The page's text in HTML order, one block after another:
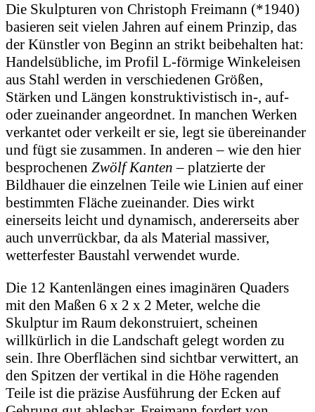
Die Skulpturen von Christoph Freimann (*1940)
basieren seit vielen Jahren auf einem Prinzip, das
der Künstler von Beginn an strikt beibehalten hat:
Handelsübliche, im Profil L-förmige Winkeleisen
aus Stahl werden in verschiedenen Größen,
Stärken und Längen konstruktivistisch in-, auf-
oder zueinander angeordnet. In manchen Werken
verkantet oder verkeilt er sie, legt sie übereinander
und fügt sie zusammen. In anderen – wie den hier
besprochenen Zwölf Kanten – platzierte der
Bildhauer die einzelnen Teile wie Linien auf einer
bestimmten Fläche zueinander. Dies wirkt
einerseits leicht und dynamisch, andererseits aber
auch unverrückbar, da als Material massiver,
wetterfester Baustahl verwendet wurde.
Die 12 Kantenlängen eines imaginären Quaders
mit den Maßen 6 x 2 x 2 Meter, welche die
Skulptur im Raum dekonstruiert, scheinen
willkürlich in die Landschaft gelegt worden zu
sein. Ihre Oberflächen sind sichtbar verwittert, an
den Spitzen der vertikal in die Höhe ragenden
Teile ist die präzise Ausführung der Ecken auf